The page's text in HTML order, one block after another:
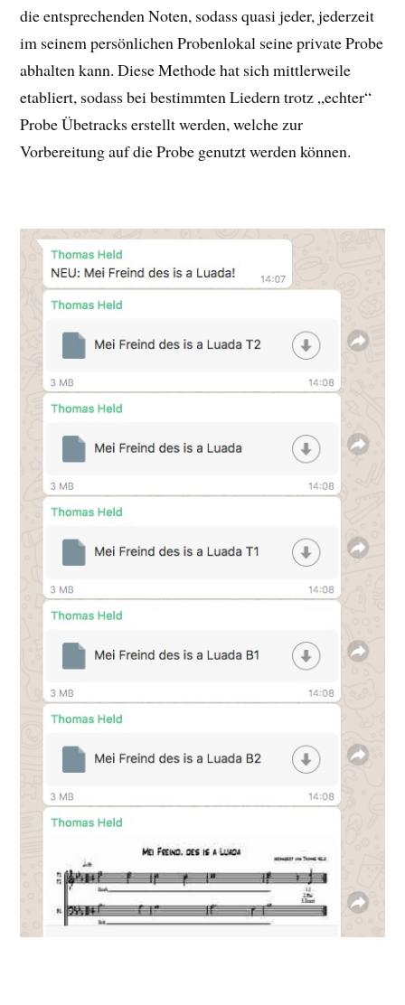
die entsprechenden Noten, sodass quasi jeder, jederzeit
im seinem persönlichen Probenlokal seine private Probe
abhalten kann. Diese Methode hat sich mittlerweile
etabliert, sodass bei bestimmten Liedern trotz „echter“
Probe Übetracks erstellt werden, welche zur
Vorbereitung auf die Probe genutzt werden können.